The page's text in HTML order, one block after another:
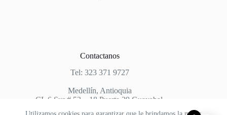
Contactanos
Tel: 323 371 9727
Medellín, Antioquia
CL 6 Sur # 52 – 18 Puerta 29 Guayabal.